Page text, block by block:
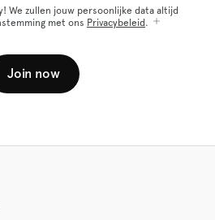
We zullen jouw persoonlijke data altijd
met ons Privacybeleid .
Join now